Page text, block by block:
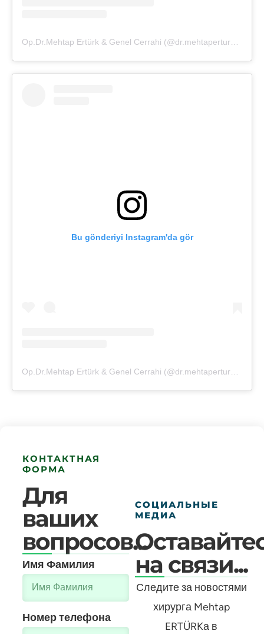
Bu gönderiyi Instagram'da gör
КОНТАКТНАЯ
ФОРМА
Для
ваших
вопросов...
Имя Фамилия
Номер телефона
СОЦИАЛЬНЫЕ
МЕДИА
на связи...
Следите за новостями
хирурга Mehtap
ERTÜRKа в